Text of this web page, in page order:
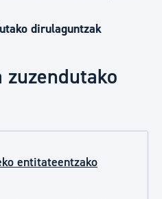
dirulaguntzak
entitateentzako